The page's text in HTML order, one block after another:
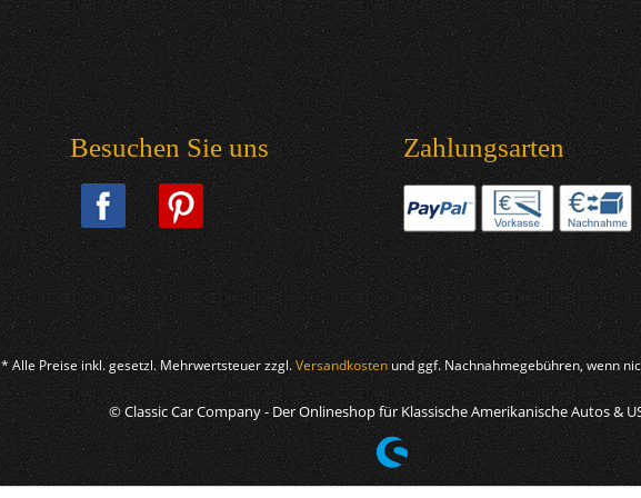
Besuchen Sie uns Zahlungsarten
* Alle Preise inkl. gesetzl. Mehrwertsteuer zzgl.Versandkostenund ggf. Nachnahmegebühren, wenn
© Classic Car Company - Der Onlineshop für Klassische Amerikanische Autos &